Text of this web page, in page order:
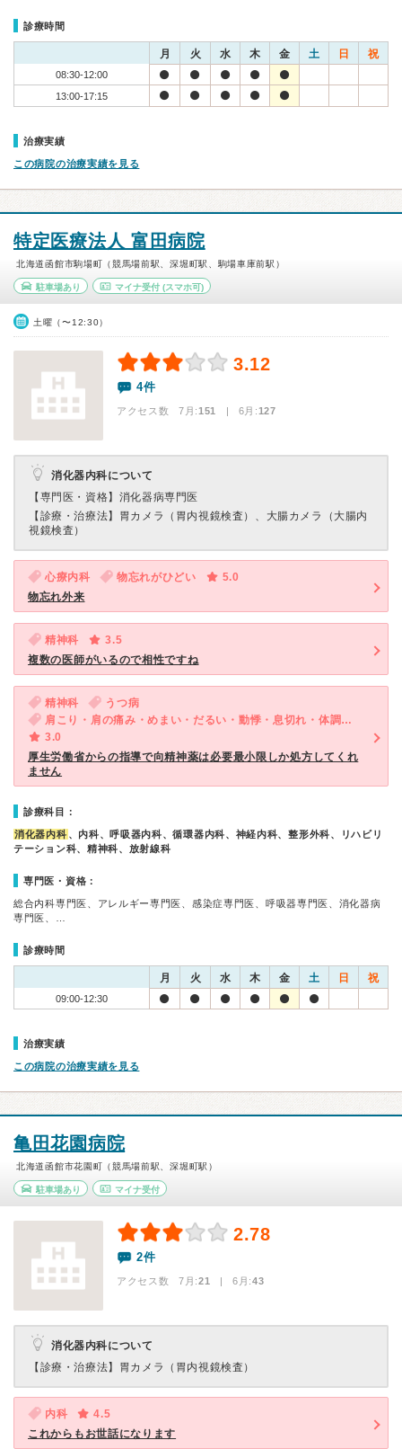
診療時間
月 火 水 木 金 土 日 祝
08:30-12:00
13:00-17:15
治療実績
この病院の治療実績を見る
特定医療法人 富田病院
北海道函館市駒場町（競馬場前駅、深堀町駅、駒場車庫前駅）
駐車場あり マイナ受付(スマホ可)
土曜（〜12:30）
3.12
4件
アクセス数 7月:151 | 6月:127
消化器内科について
【専門医・資格】 消化器病専門医
【診療・治療法】 胃カメラ（胃内視鏡検査）、大腸カメラ（大腸内
視鏡検査）
心療内科 物忘れがひどい
5.0
物忘れ外来
精神科
3.5
複数の医師がいるので相性ですね
精神科
うつ病
肩こり・肩の痛み・めまい・だるい・動悸・息切れ・体調不良・ED（男性）・気が滅入る・不安
3.0
厚生労働省からの指導で向精神薬は必要最小限しか処方してくれ
ません
診療科目：
消化器内科 、内科、呼吸器内科、循環器内科、神経内科、整形外科、リハビリ
テーション科、精神科、放射線科
専門医・資格：
総合内科専門医、アレルギー専門医、感染症専門医、呼吸器専門医、消化器病
専門医、…
診療時間
月 火 水 木 金 土 日 祝
09:00-12:30
治療実績
この病院の治療実績を見る
亀田花園病院
北海道函館市花園町（競馬場前駅、深堀町駅）
駐車場あり マイナ受付
2.78
2件
アクセス数 7月:21 | 6月:43
消化器内科について
【診療・治療法】 胃カメラ（胃内視鏡検査）
内科
4.5
これからもお世話になります